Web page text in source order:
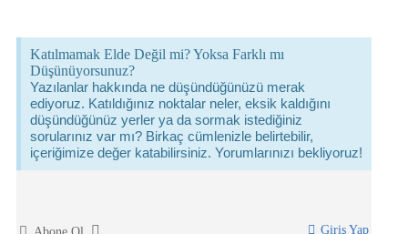
Katılmamak Elde Değil mi? Yoksa Farklı mı
Düşünüyorsunuz?
Yazılanlar hakkında ne düşündüğünüzü merak
ediyoruz. Katıldığınız noktalar neler, eksik kaldığını
düşündüğünüz yerler ya da sormak istediğiniz
sorularınız var mı? Birkaç cümlenizle belirtebilir,
içeriğimize değer katabilirsiniz. Yorumlarınızı bekliyoruz!
Giriş Yap